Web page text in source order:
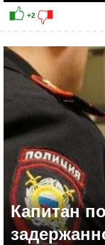
+14
Капитан